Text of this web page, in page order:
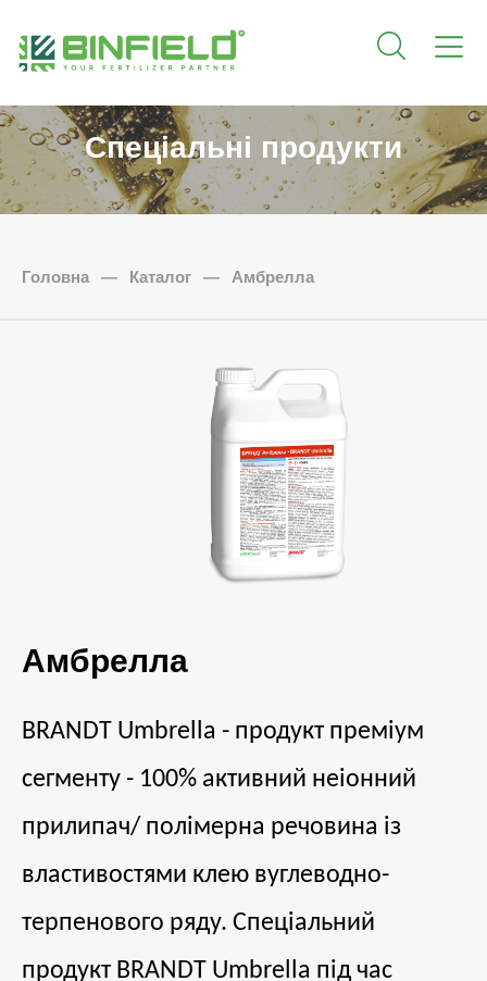
Спеціальні продукти
Головна — Каталог — Амбрелла
Амбрелла
BRANDT Umbrella - продукт преміум
сегменту - 100% активний неіонний
прилипач/ полімерна речовина із
властивостями клею вуглеводно-
терпенового ряду. Спеціальний
продукт BRANDT Umbrella під час